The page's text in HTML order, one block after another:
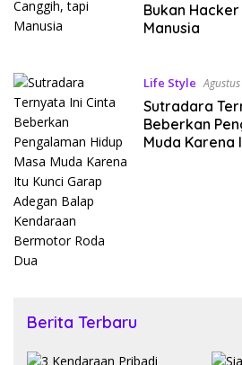
Bukan
Manusia
Life Style
Sutradara
Beberkan
Muda Karena
Berita Terbaru